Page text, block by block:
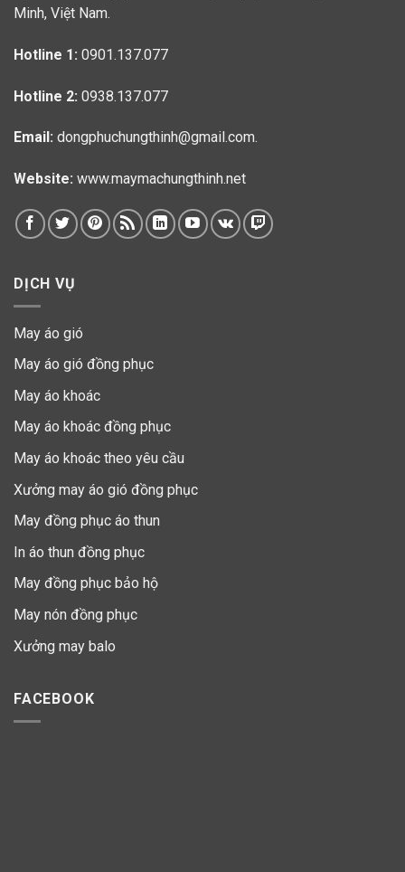
Minh, Việt Nam.
Hotline 1: 0901.137.077
Hotline 2: 0938.137.077
Email: dongphuchungthinh@gmail.com.
Website: www.maymachungthinh.net
DỊCH VỤ
May áo gió
May áo gió đồng phục
May áo khoác
May áo khoác đồng phục
May áo khoác theo yêu cầu
Xưởng may áo gió đồng phục
May đồng phục áo thun
In áo thun đồng phục
May đồng phục bảo hộ
May nón đồng phục
Xưởng may balo
FACEBOOK